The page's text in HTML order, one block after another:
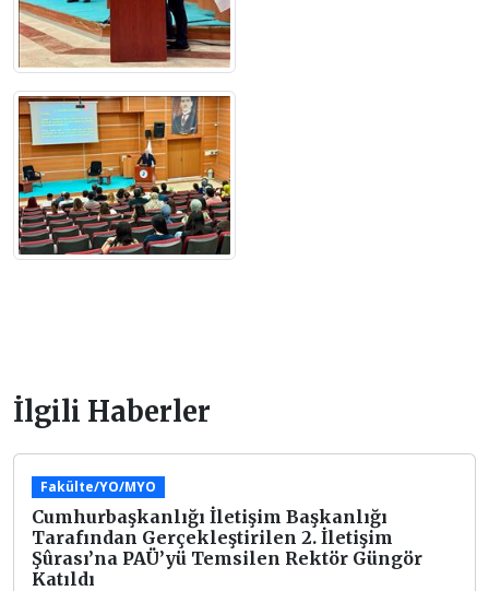
İlgili Haberler
Fakülte/YO/MYO
Cumhurbaşkanlığı İletişim Başkanlığı
Tarafından Gerçekleştirilen 2. İletişim
Şûrası’na PAÜ’yü Temsilen Rektör Güngör
Katıldı